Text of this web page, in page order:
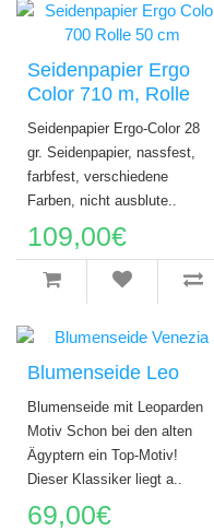
Seidenpapier Ergo
Color 710 m, Rolle
Seidenpapier Ergo-Color 28
gr. Seidenpapier, nassfest,
farbfest, verschiedene
Farben, nicht ausblute..
109,00€
Blumenseide Leo
Blumenseide mit Leoparden
Motiv Schon bei den alten
Ägyptern ein Top-Motiv!
Dieser Klassiker liegt a..
69,00€